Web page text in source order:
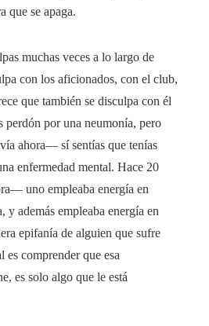
que se apaga.
muchas veces a lo largo de
con los aficionados, con el club,
que también se disculpa con él
perdón por una neumonía, pero
ahora— sí sentías que tenías
enfermedad mental. Hace 20
uno empleaba energía en
y además empleaba energía en
epifanía de alguien que sufre
es comprender que esa
es solo algo que le está